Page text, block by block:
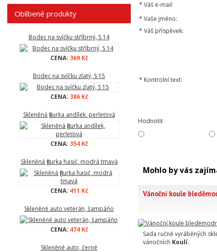
Oblíbené produkty
Bodec na svíčku stříbrný, S 14
CENA: 369 Kč
Bodec na svíčku zlatý, S 15
CENA: 386 Kč
Skleněná figurka andílek, perleťová
CENA: 354 Kč
Skleněná figurka hasič, modrá tmavá
CENA: 411 Kč
Skleněné auto veterán, šampáňo
CENA: 474 Kč
Skleněné auto, černé
* Váš e-mail:
* Vaše jméno:
* Váš příspěvek:
* Kontrolní text:
Hodnotit
Mohlo by vás
Vánoční koule
Sada ručně vyráběných
vánočních Koulí.